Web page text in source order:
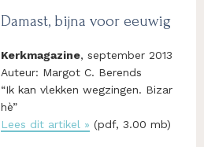
Damast, bijna voor eeuwig
Kerkmagazine, september 2013
Auteur: Margot C. Berends
“Ik kan vlekken wegzingen. Bizar
hè”
Lees dit artikel » (pdf, 3.00 mb)